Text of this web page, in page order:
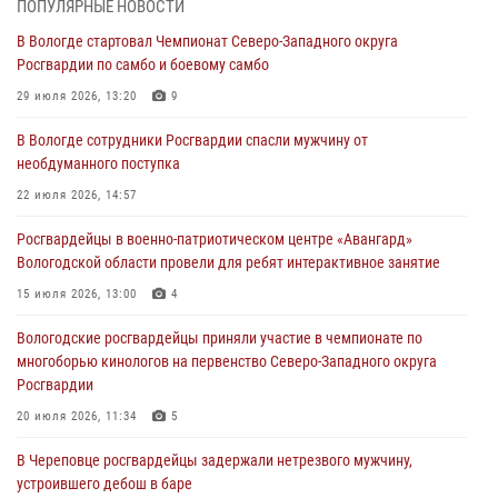
02 августа 2026, 10:37
Росгвардейцы в г. Соколе задержали несовершеннолетнего
31 июля 2026, 06:43
В Вологде стартовал Чемпионат Северо-Западного округа
29 июля 2026, 13:20
В Вологде росгвардейцы задержали мужчину, подозреваемого в
29 июля 2026, 09:08
ПОПУЛЯРНЫЕ НОВОСТИ
В Вологде стартовал Чемпионат Северо-Западного округа
Росгвардии по самбо и боевому самбо
29 июля 2026, 13:20 9
В Вологде сотрудники Росгвардии спасли мужчину от
необдуманного поступка
22 июля 2026, 14:57
Росгвардейцы в военно-патриотическом центре «Авангард»
Вологодской области провели для ребят интерактивное занятие
15 июля 2026, 13:00 4
Вологодские росгвардейцы приняли участие в чемпионате по
многоборью кинологов на первенство Северо-Западного округа
Росгвардии
20 июля 2026, 11:34 5
В Череповце росгвардейцы задержали нетрезвого мужчину,
устроившего дебош в баре